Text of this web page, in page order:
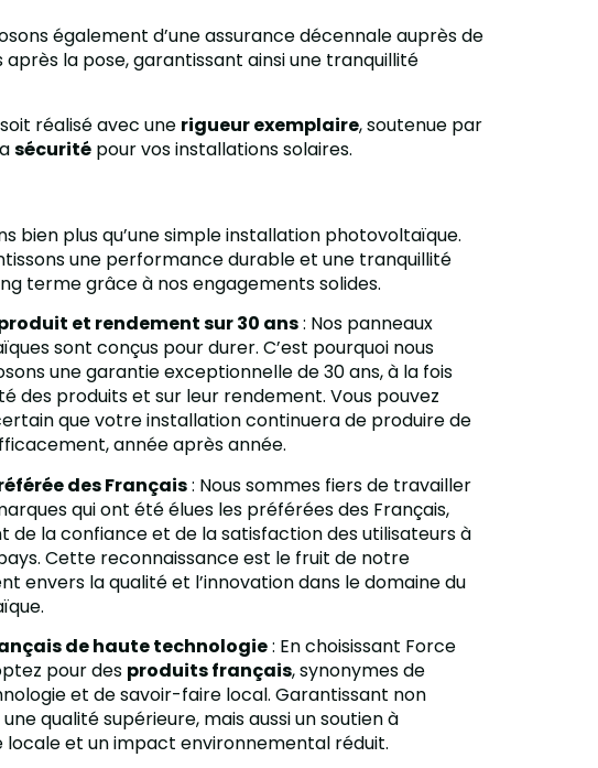
également d’une assurance décennale auprès de
la pose, garantissant ainsi une tranquillité
soit réalisé avec une rigueur exemplaire, soutenue par
sécurité pour vos installations solaires.
bien plus qu’une simple installation photovoltaïque.
une performance durable et une tranquillité
terme grâce à nos engagements solides.
et rendement sur 30 ans: Nos panneaux
sont conçus pour durer. C’est pourquoi nous
une garantie exceptionnelle de 30 ans, à la fois
des produits et sur leur rendement. Vous pouvez
que votre installation continuera de produire de
année après année.
des Français: Nous sommes fiers de travailler
qui ont été élues les préférées des Français,
de la confiance et de la satisfaction des utilisateurs à
Cette reconnaissance est le fruit de notre
envers la qualité et l’innovation dans le domaine du
de haute technologie: En choisissant Force
pour des produits français, synonymes de
et de savoir-faire local. Garantissant non
qualité supérieure, mais aussi un soutien à
locale et un impact environnemental réduit.